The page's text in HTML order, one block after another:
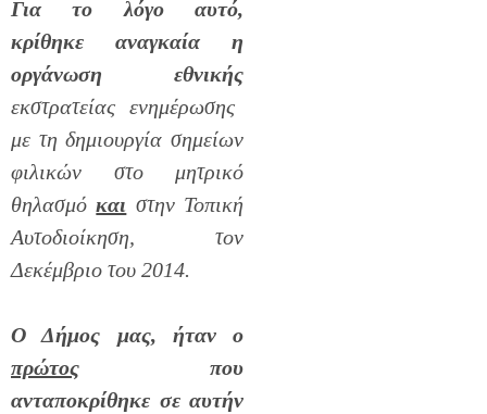
Για το λόγο αυτό,
κρίθηκε αναγκαία η
οργάνωση εθνικής
εκστρατείας ενημέρωσης
με τη δημιουργία σημείων
φιλικών στο μητρικό
θηλασμόκαι στην Τοπική
Αυτοδιοίκηση, τον
Δεκέμβριο του 2014.
Ο Δήμος μας, ήταν ο
πρώτος που
ανταποκρίθηκε σε αυτήν